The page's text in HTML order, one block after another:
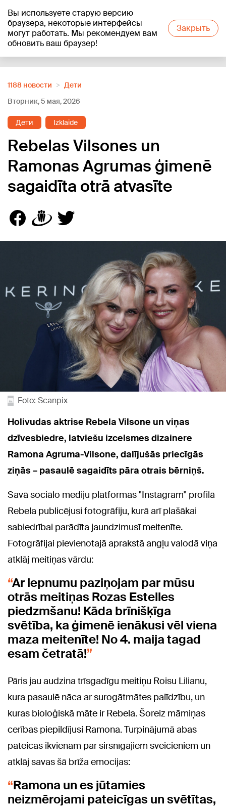
Вы используете старую версию
браузера, некоторые интерфейсы
могут работать. Мы рекомендуем вам
обновить ваш браузер!
Закрыть
+19°C
1188 новости
Дети
Вторник, 5 мая, 2026
Дети Izklaide
Rebelas Vilsones un
Ramonas Agrumas ģimenē
sagaidīta otrā atvasīte
Foto: Scanpix
Holivudas aktrise Rebela Vilsone un viņas
dzīvesbiedre, latviešu izcelsmes dizainere
Ramona Agruma-Vilsone, dalījušās priecīgās
ziņās – pasaulē sagaidīts pāra otrais bērniņš.
Savā sociālo mediju platformas "Instagram" profilā
Rebela publicējusi fotogrāfiju, kurā arī plašākai
sabiedrībai parādīta jaundzimusī meitenīte.
Fotogrāfijai pievienotajā aprakstā angļu valodā viņa
atklāj meitiņas vārdu:
Ar lepnumu paziņojam par mūsu
otrās meitiņas Rozas Estelles
piedzmšanu! Kāda brīnišķīga
svētība, ka ģimenē ienākusi vēl viena
maza meitenīte! No 4. maija tagad
esam četratā!
Pāris jau audzina trīsgadīgu meitiņu Roisu Lilianu,
kura pasaulē nāca ar surogātmātes palīdzību, un
kuras bioloģiskā māte ir Rebela.Šoreiz māmiņas
cerības piepildījusi Ramona.Turpinājumā abas
pateicas ikvienam par sirsnīgajiem sveicieniem un
atklāj savas šā brīža emocijas:
Ramona un es jūtamies
neizmērojami pateicīgas un svētītas,